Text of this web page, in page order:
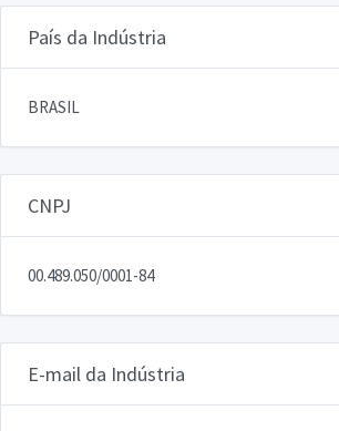
País da Indústria
BRASIL
CNPJ
00.489.050/0001-84
E-mail da Indústria